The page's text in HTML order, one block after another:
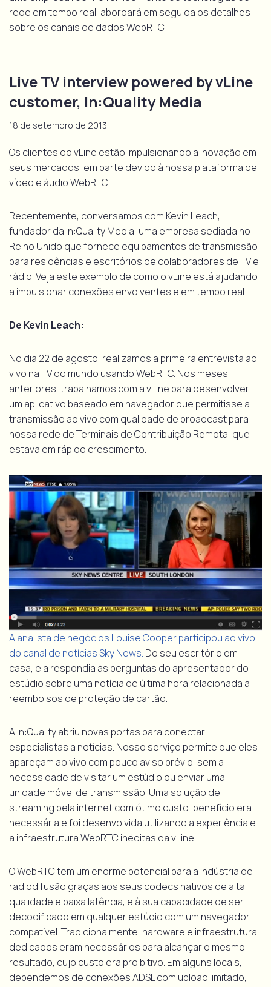
rede em tempo real, abordará em seguida os detalhes
sobre os canais de dados WebRTC.
Live TV interview powered by vLine
customer, In:Quality Media
18 de setembro de 2013
Os clientes do vLine estão impulsionando a inovação em
seus mercados, em parte devido à nossa plataforma de
vídeo e áudio WebRTC.
Recentemente, conversamos com Kevin Leach,
fundador da In:Quality Media, uma empresa sediada no
Reino Unido que fornece equipamentos de transmissão
para residências e escritórios de colaboradores de TV e
rádio. Veja este exemplo de como o vLine está ajudando
a impulsionar conexões envolventes e em tempo real.
De Kevin Leach:
No dia 22 de agosto, realizamos a primeira entrevista ao
vivo na TV do mundo usando WebRTC. Nos meses
anteriores, trabalhamos com a vLine para desenvolver
um aplicativo baseado em navegador que permitisse a
transmissão ao vivo com qualidade de broadcast para
nossa rede de Terminais de Contribuição Remota, que
estava em rápido crescimento.
A analista de negócios Louise Cooper participou ao vivo
do canal de notícias Sky News. Do seu escritório em
casa, ela respondia às perguntas do apresentador do
estúdio sobre uma notícia de última hora relacionada a
reembolsos de proteção de cartão.
A In:Quality abriu novas portas para conectar
especialistas a notícias. Nosso serviço permite que eles
apareçam ao vivo com pouco aviso prévio, sem a
necessidade de visitar um estúdio ou enviar uma
unidade móvel de transmissão. Uma solução de
streaming pela internet com ótimo custo-benefício era
necessária e foi desenvolvida utilizando a experiência e
a infraestrutura WebRTC inéditas da vLine.
O WebRTC tem um enorme potencial para a indústria de
radiodifusão graças aos seus codecs nativos de alta
qualidade e baixa latência, e à sua capacidade de ser
decodificado em qualquer estúdio com um navegador
compatível. Tradicionalmente, hardware e infraestrutura
dedicados eram necessários para alcançar o mesmo
resultado, cujo custo era proibitivo. Em alguns locais,
dependemos de conexões ADSL com upload limitado,